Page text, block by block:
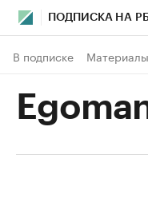
ПОДПИСКА НА
В подписке Материалы